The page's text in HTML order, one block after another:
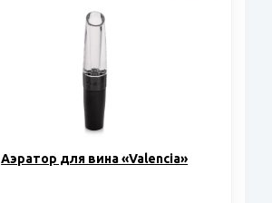
Аэратор для вина «Valencia»